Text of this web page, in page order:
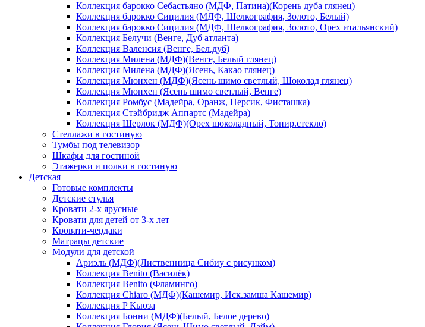
Коллекция барокко Себастьяно (МДФ, Патина)(Корень дуба глянец)
Коллекция барокко Сицилия (МДФ, Шелкография, Золото, Белый)
Коллекция барокко Сицилия (МДФ, Шелкография, Золото, Орех итальянский)
Коллекция Белучи (Венге, Дуб атланта)
Коллекция Валенсия (Венге, Бел.дуб)
Коллекция Милена (МДФ)(Венге, Белый глянец)
Коллекция Милена (МДФ)(Ясень, Какао глянец)
Коллекция Мюнхен (МДФ)(Ясень шимо светлый, Шоколад глянец)
Коллекция Мюнхен (Ясень шимо светлый, Венге)
Коллекция Ромбус (Мадейра, Оранж, Персик, Фисташка)
Коллекция Стэйбридж Аппартс (Мадейра)
Коллекция Шерлок (МДФ)(Орех шоколадный, Тонир.стекло)
Стеллажи в гостиную
Тумбы под телевизор
Шкафы для гостиной
Этажерки и полки в гостиную
Детская
Готовые комплекты
Детские стулья
Кровати 2-х ярусные
Кровати для детей от 3-х лет
Кровати-чердаки
Матрацы детские
Модули для детской
Ариэль (МДФ)(Лиственница Сибиу с рисунком)
Коллекция Benito (Василёк)
Коллекция Benito (Фламинго)
Коллекция Chiaro (МДФ)(Кашемир, Иск.замша Кашемир)
Коллекция P Кьюза
Коллекция Бонни (МДФ)(Белый, Белое дерево)